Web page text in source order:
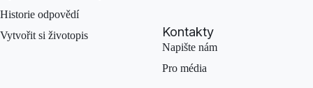
Historie odpovědí
Vytvořit si životopis
Kontakty
Napište nám
Pro média